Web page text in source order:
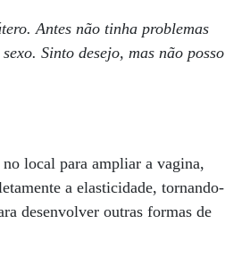
Antes não tinha problemas
Sinto desejo, mas não posso
local para ampliar a vagina,
a elasticidade, tornando-
desenvolver outras formas de